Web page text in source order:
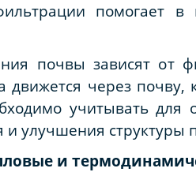
помогает
почвы зависят от
через почву,
учитывать для
улучшения структуры
и